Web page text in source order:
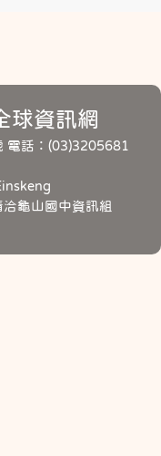
球資訊網
電話：(03)3205681
龜山國中資訊組